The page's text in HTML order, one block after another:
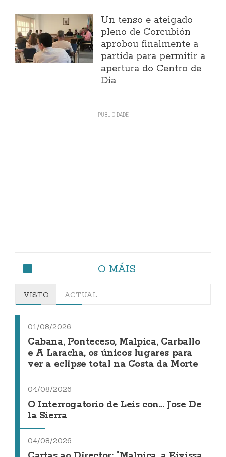
Un tenso e ateigado
pleno de Corcubión
aprobou finalmente a
partida para permitir a
apertura do Centro de
Día
O MÁIS
VISTO ACTUAL
01/08/2026
Cabana, Ponteceso, Malpica, Carballo
e A Laracha, os únicos lugares para
ver a eclipse total na Costa da Morte
04/08/2026
O Interrogatorio de Leis con... Jose De
la Sierra
04/08/2026